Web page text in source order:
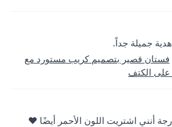
جميلة جداً.
فستان قصير بتصميم كريب مستورد مع
على الكتف
أنني اشتريت اللون الأحمر أيضًا ♥️